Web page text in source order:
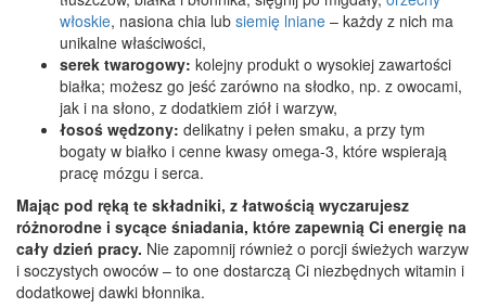
włoskie, nasiona chia lub siemię lniane – każdy z nich ma
unikalne właściwości,
serek twarogowy: kolejny produkt o wysokiej zawartości
białka; możesz go jeść zarówno na słodko, np. z owocami,
jak i na słono, z dodatkiem ziół i warzyw,
łosoś wędzony: delikatny i pełen smaku, a przy tym
bogaty w białko i cenne kwasy omega-3, które wspierają
pracę mózgu i serca.
Mając pod ręką te składniki, z łatwością wyczarujesz
różnorodne i sycące śniadania, które zapewnią Ci energię na
cały dzień pracy. Nie zapomnij również o porcji świeżych warzyw
i soczystych owoców – to one dostarczą Ci niezbędnych witamin i
dodatkowej dawki błonnika.